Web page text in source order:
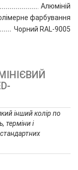
Алюміній
фарбування
Чорний RAL-9005
інший колір по
терміни і